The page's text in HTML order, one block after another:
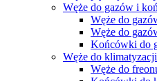
Węże do gazów i
Węże do
Węże do
Końcówki do
Węże do
Węże do